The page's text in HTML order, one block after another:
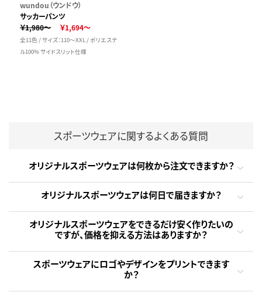
wundou（ウンドウ）
サッカーパンツ
￥1,980～
￥1,694～
全11色 / サイズ：110～XXL / ポリエステ
ル100% サイドスリット仕様
スポーツウェアに関するよくある質問
オリジナルスポーツウェアは何枚から注文できますか？
オリジナルスポーツウェアは何日で届きますか？
オリジナルスポーツウェアをできるだけ安く作りたいの
ですが、価格を抑える方法はありますか？
スポーツウェアにロゴやデザインをプリントできます
か？